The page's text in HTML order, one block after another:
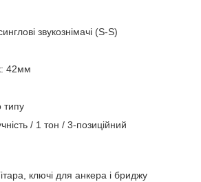
звукознімачі (S-S)
42мм
типу
/ 1 тон / 3-позиційний
ключі для анкера і бриджу